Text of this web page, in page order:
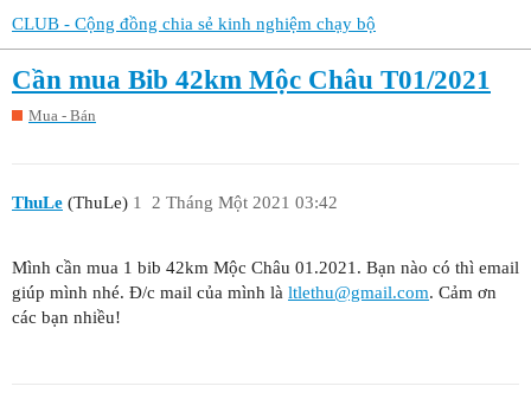
CLUB - Cộng đồng chia sẻ kinh nghiệm chạy bộ
Cần mua Bib 42km Mộc Châu T01/2021
Mua - Bán
ThuLe (ThuLe) 2 Tháng Một 2021 03:42
1
Mình cần mua 1 bib 42km Mộc Châu 01.2021. Bạn nào có thì email
giúp mình nhé. Đ/c mail của mình là ltlethu@gmail.com. Cảm ơn
các bạn nhiều!